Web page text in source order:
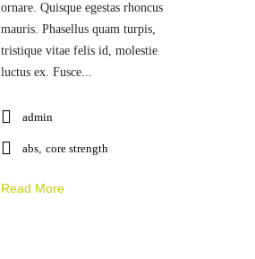
ornare. Quisque egestas rhoncus
mauris. Phasellus quam turpis,
tristique vitae felis id, molestie
luctus ex. Fusce...
admin
abs, core strength
Read More